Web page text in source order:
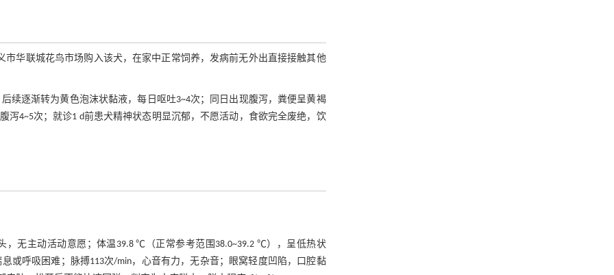
华联城花鸟市场购入该犬，在家中正常饲养，发病前无外出直接接触其他
续逐渐转为黄色泡沫状黏液，每日呕吐3~4次；同日出现腹泻，粪便呈黄褐
4~5次；就诊1 d前患犬精神状态明显沉郁，不愿活动，食欲完全废绝，饮
无主动活动意愿；体温39.8 ℃（正常参考范围38.0~39.2 ℃），呈低热状
或呼吸困难；脉搏113次/min，心音有力，无杂音；眼窝轻度凹陷，口腔黏